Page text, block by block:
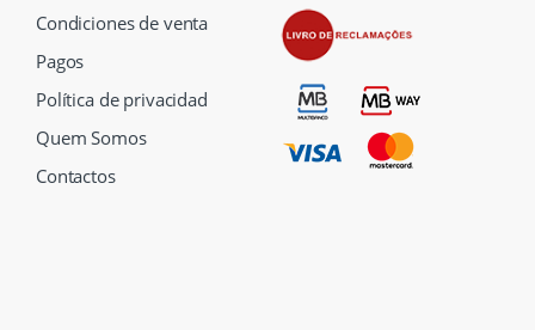
Condiciones de venta
Pagos
Política de privacidad
Quem Somos
Contactos